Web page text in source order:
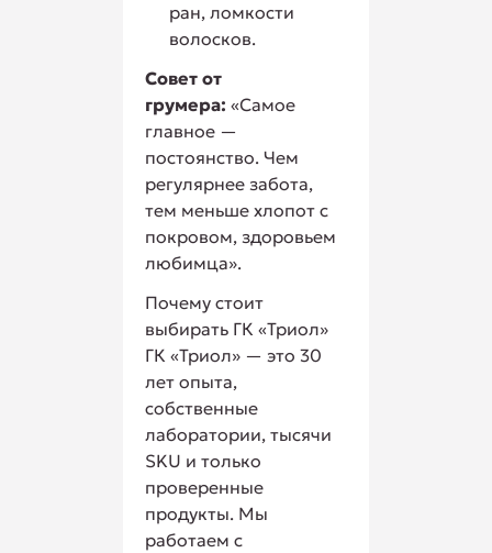
ран, ломкости
волосков.
Совет от
грумера: «Самое
главное —
постоянство. Чем
регулярнее забота,
тем меньше хлопот с
покровом, здоровьем
любимца».
Почему стоит
выбирать ГК «Триол»
ГК «Триол» — это 30
лет опыта,
собственные
лаборатории, тысячи
SKU и только
проверенные
продукты. Мы
работаем с